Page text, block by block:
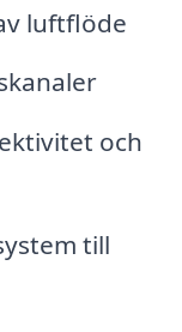
luftflöde
och
till